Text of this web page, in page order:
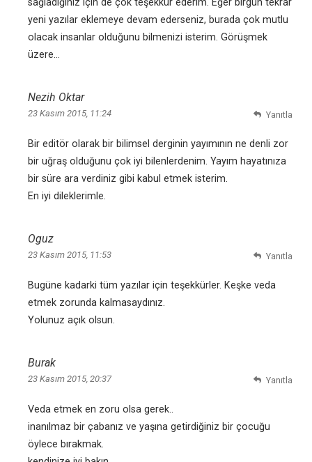
sağladığınız için de çok teşekkür ederim. Eğer birgün tekrar
yeni yazılar eklemeye devam ederseniz, burada çok mutlu
olacak insanlar olduğunu bilmenizi isterim. Görüşmek
üzere…
Nezih Oktar
23 Kasım 2015, 11:24
Bir editör olarak bir bilimsel derginin yayımının ne denli zor
bir uğraş olduğunu çok iyi bilenlerdenim. Yayım hayatınıza
bir süre ara verdiniz gibi kabul etmek isterim.
En iyi dileklerimle.
Yanıtla
Oguz
23 Kasım 2015, 11:53
Bugüne kadarki tüm yazılar için teşekkürler. Keşke veda
etmek zorunda kalmasaydınız.
Yolunuz açık olsun.
Yanıtla
Burak
23 Kasım 2015, 20:37
Veda etmek en zoru olsa gerek..
inanılmaz bir çabanız ve yaşına getirdiğiniz bir çocuğu
öylece bırakmak.
Yanıtla